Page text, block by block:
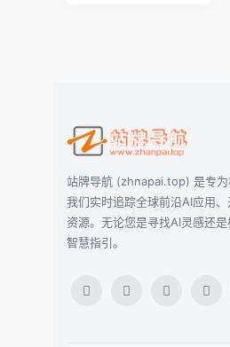
站牌导航 (zhnapai.top) 是专为
我们实时追踪全球前沿AI应用
资源。无论您是寻找AI灵感还
智慧指引。